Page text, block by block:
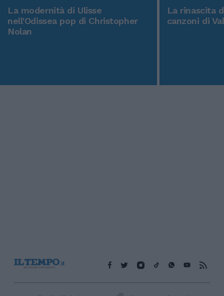
La modernità di Ulisse
nell'Odissea pop di Christopher
Nolan
La rinascita
canzoni di